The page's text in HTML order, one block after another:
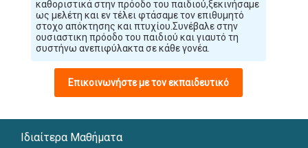
καθοριστικά στην πρόοδο του παιδιού,ξεκινήσαμε
ως μελέτη και εν τέλει φτάσαμε τον επιθυμητό
στοχο απόκτησης και πτυχίου.Συνέβαλε στην
ουσιαστικη πρόοδο του παιδιού και γιαυτό τη
συστήνω ανεπιφύλακτα σε κάθε γονέα.
Επικοινωνήστε με τον εκπαιδευτικό
Ιδιαίτερα Μαθήματα